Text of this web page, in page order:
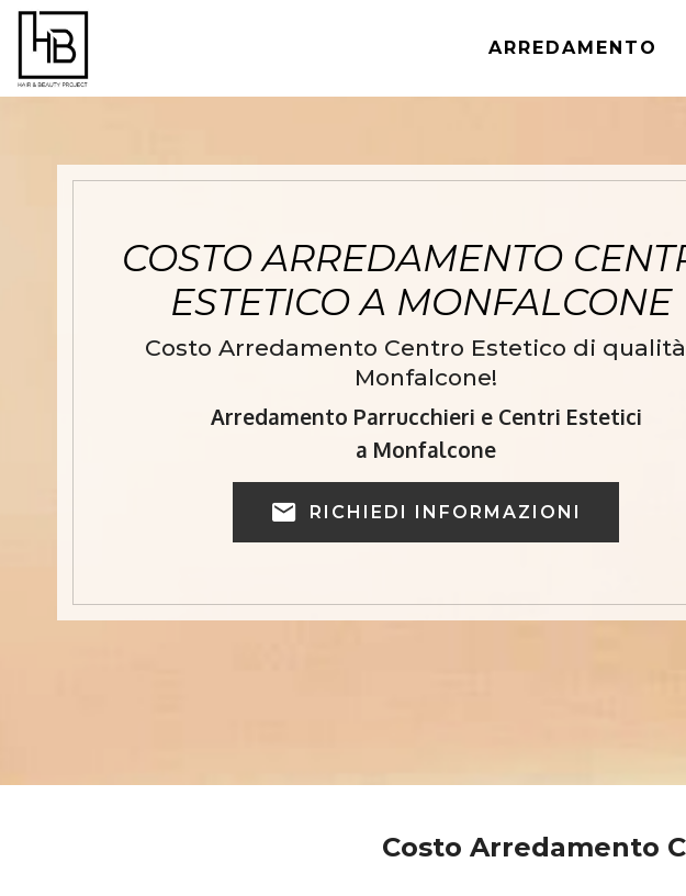
ARREDAMENTO
COSTO ARREDAMENTO
ESTETICO A MONFALCONE
Costo Arredamento Centro Estetico di
Monfalcone!
Arredamento Parrucchieri e Centri Estetici
a Monfalcone
RICHIEDI INFORMAZIONI
Costo Arredamento